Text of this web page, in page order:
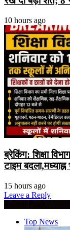
10 hours ago
ब्रेकिंग: शिक्षा
टाइम
15 hours ago
Leave a Reply
Top News